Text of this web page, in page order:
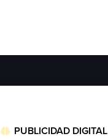
PUBLICIDAD DIGITAL